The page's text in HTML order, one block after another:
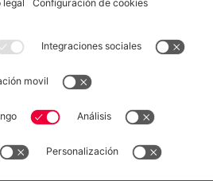
Prensa Baloncesto
Condiciones de uso
Accesibilidad
Contacto Ajustes de cookies